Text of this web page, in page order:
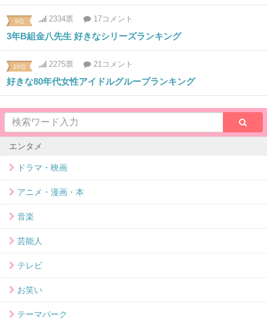
9位 2334票 17コメント
3年B組金八先生 好きなシリーズランキング
10位 2275票 21コメント
好きな80年代女性アイドルグループランキング
エンタメ
ドラマ・映画
アニメ・漫画・本
音楽
芸能人
テレビ
お笑い
テーマパーク